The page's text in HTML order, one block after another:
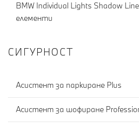
BMW Individual Lights Shadow
елементи
СИГУРНОСТ
Асистент за паркиране Plus
Асистент за шофиране